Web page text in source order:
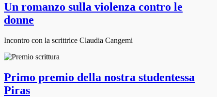
Un romanzo sulla violenza contro le
donne
Incontro con la scrittrice Claudia Cangemi
Primo premio della nostra studentessa
Piras